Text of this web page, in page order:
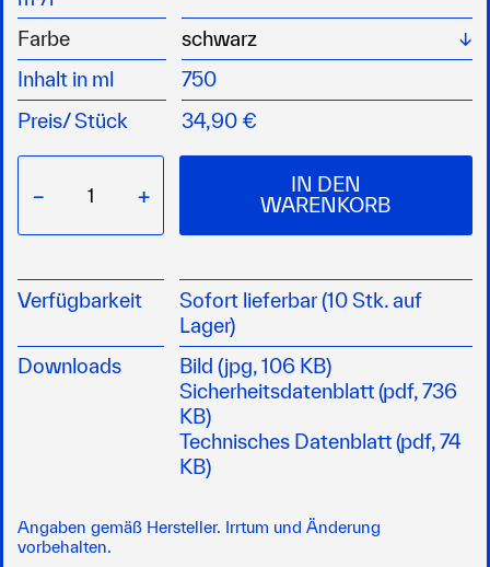
Farbe
Inhalt in ml
750
Preis/Stück 34,90 €
− +
IN DEN
WARENKORB
Verfügbarkeit
Sofort lieferbar (10 Stk. auf
Lager)
Downloads
Bild (jpg, 106 KB)
Sicherheitsdatenblatt (pdf, 736
KB)
Technisches Datenblatt (pdf, 74
KB)
Angaben gemäß Hersteller. Irrtum und Änderung
vorbehalten.